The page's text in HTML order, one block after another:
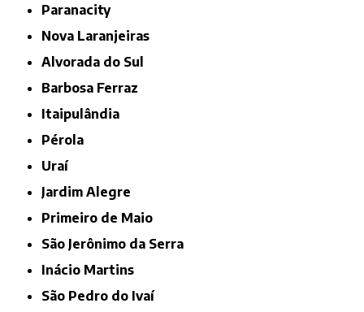
Paranacity
Nova Laranjeiras
Alvorada do Sul
Barbosa Ferraz
Itaipulândia
Pérola
Uraí
Jardim Alegre
Primeiro de Maio
São Jerônimo da Serra
Inácio Martins
São Pedro do Ivaí